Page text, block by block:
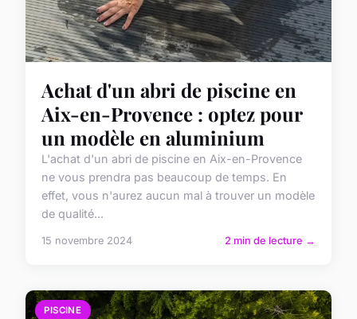
Achat d'un abri de piscine en
Aix-en-Provence : optez pour
un modèle en aluminium
L'achat d'un abri de piscine en Aix-en-Provence
ne vous prendra pas beaucoup de temps. En
effet, vous n'aurez aucun mal à trouver un modèle
de qualité...
15 novembre 2024 2 min de lecture →
PISCINE